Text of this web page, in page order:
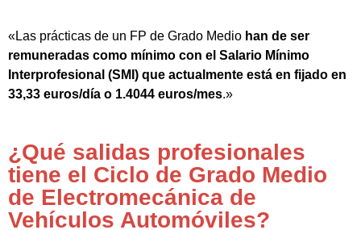
«Las prácticas de un FP de Grado Medio han de ser
remuneradas como mínimo con el Salario Mínimo
Interprofesional (SMI) que actualmente está en fijado en
33,33 euros/día o 1.4044 euros/mes.»
¿Qué salidas profesionales
tiene el Ciclo de Grado Medio
de Electromecánica de
Vehículos Automóviles?